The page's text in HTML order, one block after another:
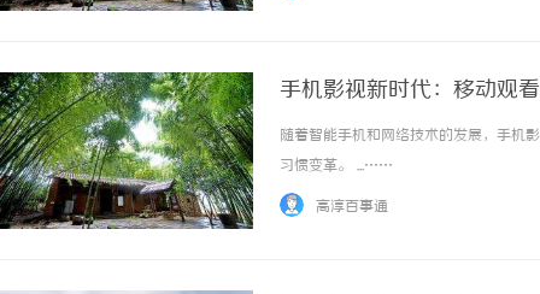
手机影视新时代：移动观
随着智能手机和网络技术的发展，手机
习惯变革。 ...……
高淳百事通